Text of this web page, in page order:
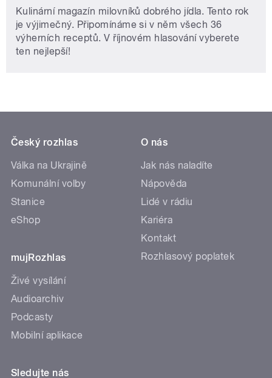
Kulinární magazín milovníků dobrého jídla. Tento rok
je výjimečný. Připomínáme si v něm všech 36
výherních receptů. V říjnovém hlasování vyberete
ten nejlepší!
Český rozhlas
Válka na Ukrajině
Komunální volby
Stanice
eShop
mujRozhlas
Živé vysílání
Audioarchiv
Podcasty
Mobilní aplikace
O nás
Jak nás naladíte
Nápověda
Lidé v rádiu
Kariéra
Kontakt
Rozhlasový poplatek
Sledujte nás